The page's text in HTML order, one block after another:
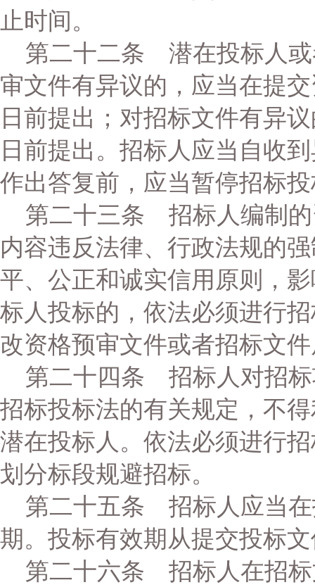
止时间。
第二十二条 潜在投标人或
审文件有异议的，应当在提
日前提出；对招标文件有异
日前提出。招标人应当自收
作出答复前，应当暂停招标
第二十三条 招标人编制的
内容违反法律、行政法规的
平、公正和诚实信用原则，
标人投标的，依法必须进行
改资格预审文件或者招标文
第二十四条 招标人对招标
招标投标法的有关规定，不
潜在投标人。依法必须进行
划分标段规避招标。
第二十五条 招标人应当在
期。投标有效期从提交投标
第二十六条 招标人在招标